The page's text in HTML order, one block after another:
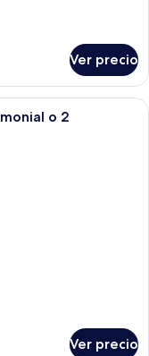
Ver precio
de hotel con cama, un
o 2
Ver precio